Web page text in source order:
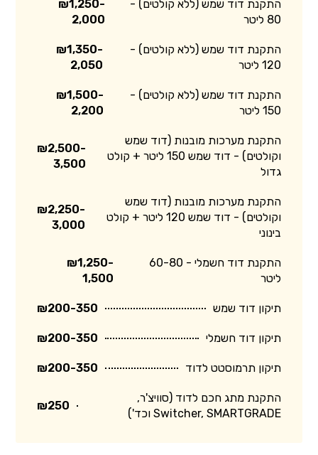
התקנת דוד שמש (ללא קולטים) -
80 ליטר
₪1,250-
2,000
התקנת דוד שמש (ללא קולטים) -
120 ליטר
₪1,350-
2,050
התקנת דוד שמש (ללא קולטים) -
150 ליטר
₪1,500-
2,200
התקנת מערכות מובנות (דוד שמש
וקולטים) - דוד שמש 150 ליטר + קולט
גדול
₪2,500-
3,500
התקנת מערכות מובנות (דוד שמש
וקולטים) - דוד שמש 120 ליטר + קולט
בינוני
₪2,250-
3,000
התקנת דוד חשמלי - 60-80
ליטר
₪1,250-
1,500
תיקון דוד שמש ₪200-350
תיקון דוד חשמלי ₪200-350
תיקון תרמוסטט לדוד ₪200-350
התקנת מתג חכם לדוד (סוויצ'ר,
Switcher, SMARTGRADE וכד')
₪250